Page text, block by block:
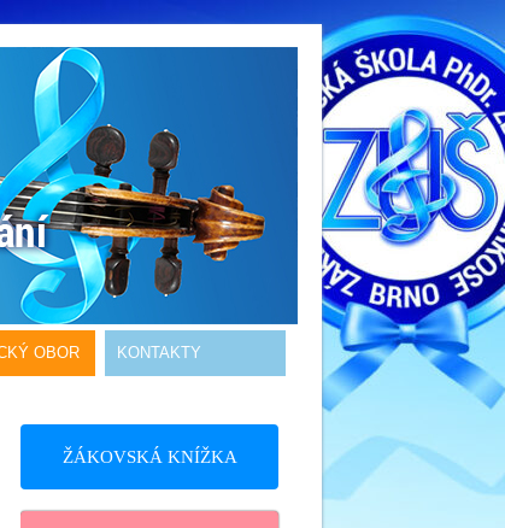
OBOR KONTAKTY
ŽÁKOVSKÁ KNÍŽKA